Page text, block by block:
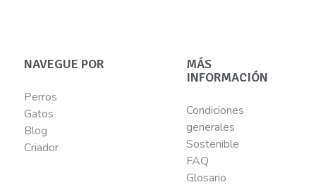
NAVEGUE POR
Perros
Gatos
Blog
Criador
MÁS
INFORMACIÓN
Condiciones
generales
Sostenible
FAQ
Glosario